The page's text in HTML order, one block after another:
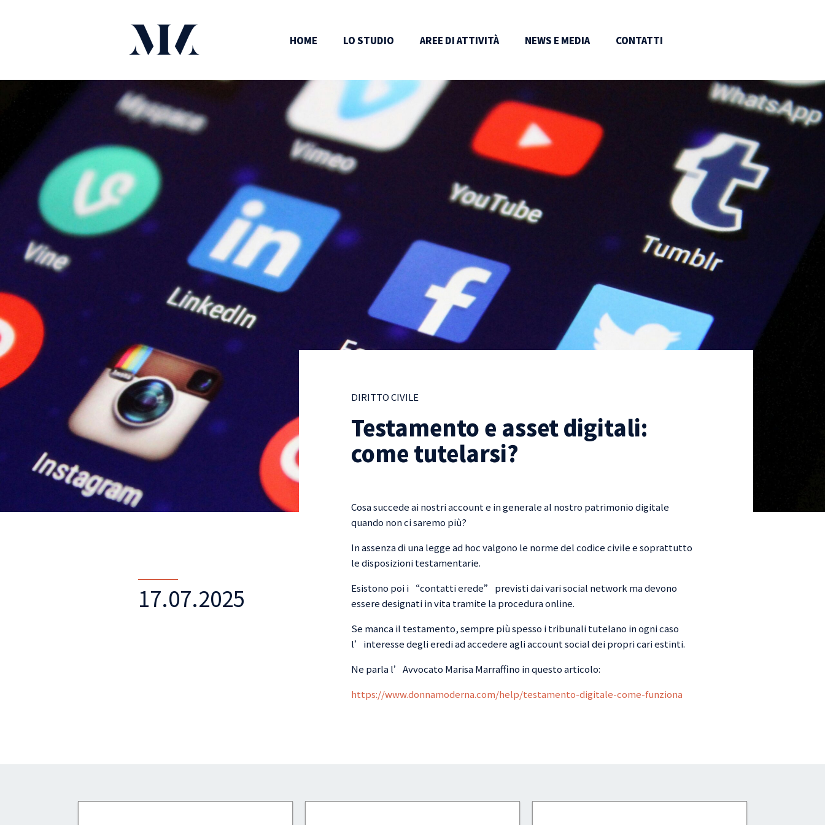
HOME LO STUDIO AREE DI ATTIVITÀ NEWS E MEDIA CONTATTI
17.07.2025
DIRITTO CIVILE
Testamento e asset digitali:
come tutelarsi?
Cosa succede ai nostri account e in generale al nostro patrimonio digitale
quando non ci saremo più?
In assenza di una legge ad hoc valgono le norme del codice civile e soprattutto
le disposizioni testamentarie.
Esistono poi i “contatti erede” previsti dai vari social network ma devono
essere designati in vita tramite la procedura online.
Se manca il testamento, sempre più spesso i tribunali tutelano in ogni caso
l’interesse degli eredi ad accedere agli account social dei propri cari estinti.
Ne parla l’Avvocato Marisa Marraffino in questo articolo:
https://www.donnamoderna.com/help/testamento-digitale-come-funziona